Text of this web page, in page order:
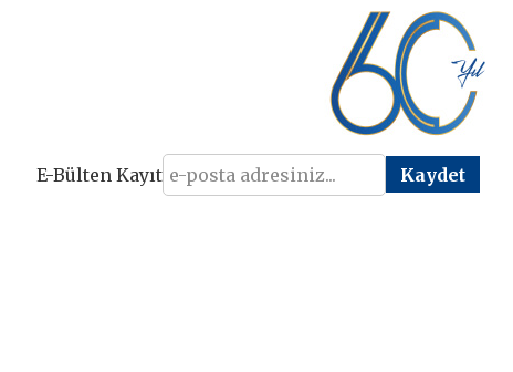
E-Bülten Kayıt